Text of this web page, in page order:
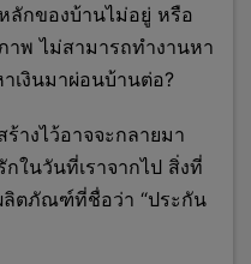
ลักของบ้านไม่อยู่ หรือ
าพ ไม่สามารถทำงานหา
เงินมาผ่อนบ้านต่อ?
ร้างไว้อาจจะกลายมา
ในวันที่เราจากไป สิ่งที่
ลิตภัณฑ์ที่ชื่อว่า “ประกัน